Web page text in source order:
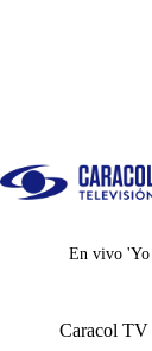
En vivo
Caracol TV